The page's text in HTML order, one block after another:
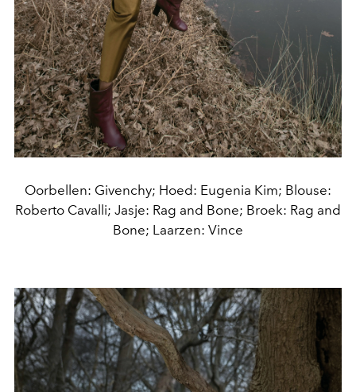
Oorbellen: Givenchy; Hoed: Eugenia Kim; Blouse:
Roberto Cavalli; Jasje: Rag and Bone; Broek: Rag and
Bone; Laarzen: Vince